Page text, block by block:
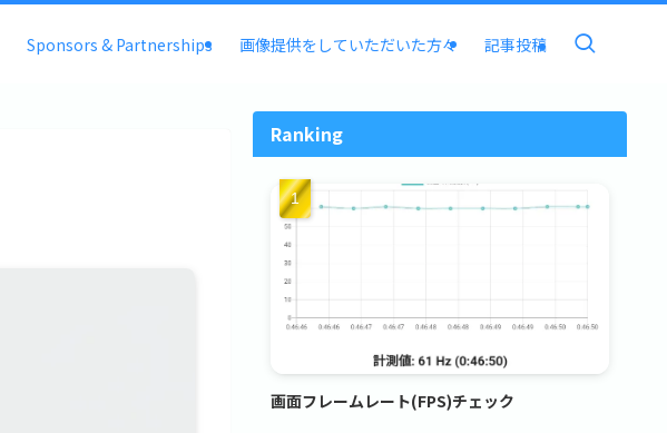
Sponsors & Partnerships 画像提供をしていただいた方々 記事投稿
Ranking
画面フレームレート(FPS)チェック